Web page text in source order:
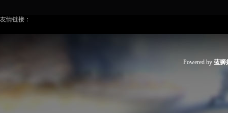
友情链接：
Powered by 蓝狮